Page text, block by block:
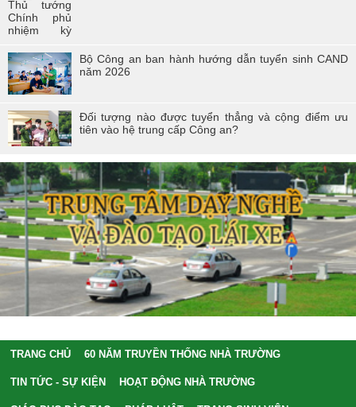
Bộ Công an ban hành hướng dẫn tuyển sinh CAND
năm 2026
Đối tượng nào được tuyển thẳng và cộng điểm ưu
tiên vào hệ trung cấp Công an?
TRANG CHỦ 60 NĂM TRUYỀN THỐNG NHÀ TRƯỜNG
TIN TỨC - SỰ KIỆN HOẠT ĐỘNG NHÀ TRƯỜNG